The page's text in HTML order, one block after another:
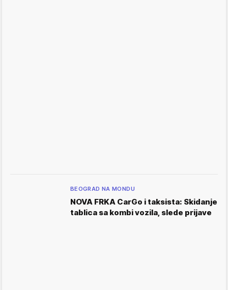
BEOGRAD NA MONDU
NOVA FRKA CarGo i taksista: Skidanje
tablica sa kombi vozila, slede prijave